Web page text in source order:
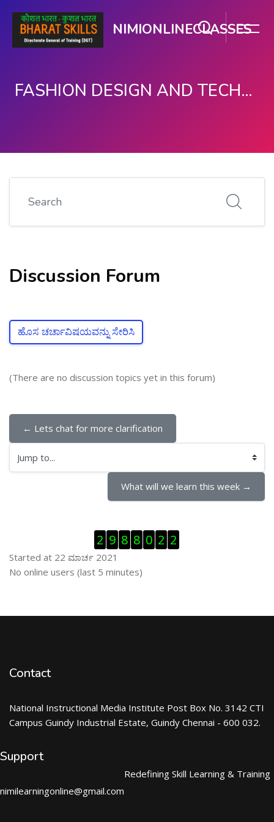
NIMIONLINECLASSES
FASHION DESIGN AND TECHNOLOGY
Discussion Forum
ಹೊಸ ಚರ್ಚಾವಿಷಯವನ್ನು ಸೇರಿಸಿ
(There are no discussion topics yet in this forum)
← Lets chat for more clarification
Jump to...
What will we learn this week →
ಬದಲಿಸು Visitor Counter
2 9 8 8 0 2 2
Started at 22 ಮಾರ್ಚ 2021
ಬದಲಿಸು ನೇರಜಾಲದಲ್ಲಿರುವ ಬಳಕೆದಾರರು
No online users (last 5 minutes)
Contact
National Instructional Media Institute Post Box No. 3142 CTI
Campus Guindy Industrial Estate, Guindy Chennai - 600 032.
Support
nimilearningonline@gmail.com
Redefining Skill Learning & Training